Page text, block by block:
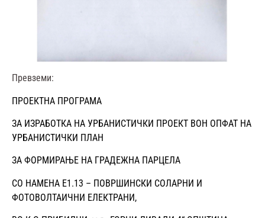
Превземи:
ПРОЕКТНА ПРОГРАМА
ЗА ИЗРАБОТКА НА УРБАНИСТИЧКИ ПРОЕКТ ВОН ОПФАТ НА
УРБАНИСТИЧКИ ПЛАН
ЗА ФОРМИРАЊЕ НА ГРАДЕЖНА ПАРЦЕЛА
СО НАМЕНА Е1.13 – ПОВРШИНСКИ СОЛАРНИ И
ФОТОВОЛТАИЧНИ ЕЛЕКТРАНИ,